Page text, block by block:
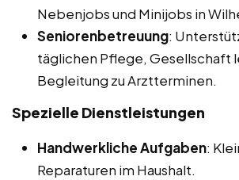
Nebenjobs und Minijobs in
Seniorenbetreuung:
täglichen Pflege, Gesellschaft
Begleitung zu Arztterminen.
Spezielle Dienstleistungen
Handwerkliche Aufgaben:
Reparaturen im Haushalt.